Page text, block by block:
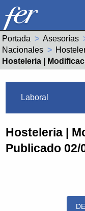
Portada Asesorías
Nacionales
Actual:
Hosteleria | Modificación
Laboral
Hosteleria |
Publicado 02/